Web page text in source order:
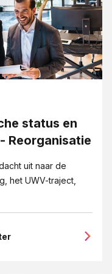
status en
Reorganisatie
uit naar de
het UWV-traject,